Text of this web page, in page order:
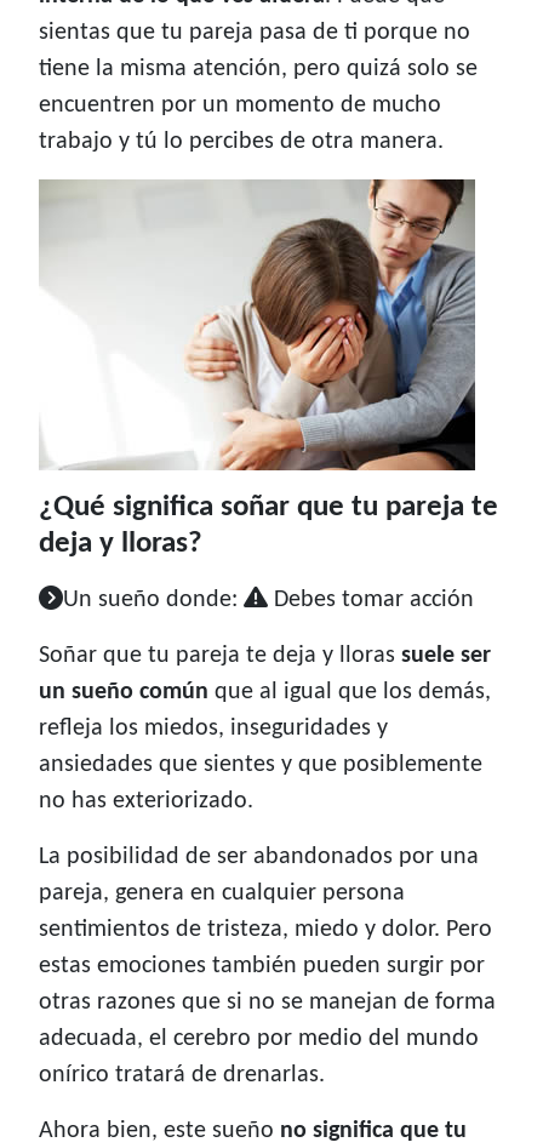
sientas que tu pareja pasa de ti porque no
tiene la misma atención, pero quizá solo se
encuentren por un momento de mucho
trabajo y tú lo percibes de otra manera.
¿Qué significa soñar que tu pareja te
deja y lloras?
Un sueño donde: Debes tomar acción
Soñar que tu pareja te deja y lloras suele ser
un sueño común que al igual que los demás,
refleja los miedos, inseguridades y
ansiedades que sientes y que posiblemente
no has exteriorizado.
La posibilidad de ser abandonados por una
pareja, genera en cualquier persona
sentimientos de tristeza, miedo y dolor. Pero
estas emociones también pueden surgir por
otras razones que si no se manejan de forma
adecuada, el cerebro por medio del mundo
onírico tratará de drenarlas.
Ahora bien, este sueño no significa que tu